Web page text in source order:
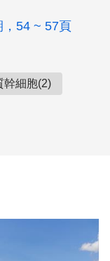
，54 ~ 57頁
幹細胞(2)